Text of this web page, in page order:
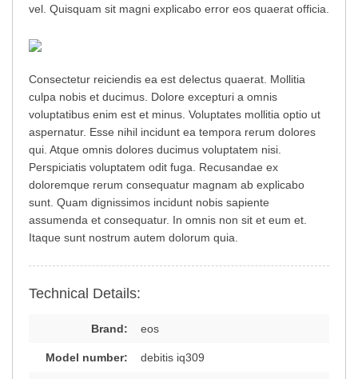
vel. Quisquam sit magni explicabo error eos quaerat officia.
Consectetur reiciendis ea est delectus quaerat. Mollitia
culpa nobis et ducimus. Dolore excepturi a omnis
voluptatibus enim est et minus. Voluptates mollitia optio ut
aspernatur. Esse nihil incidunt ea tempora rerum dolores
qui. Atque omnis dolores ducimus voluptatem nisi.
Perspiciatis voluptatem odit fuga. Recusandae ex
doloremque rerum consequatur magnam ab explicabo
sunt. Quam dignissimos incidunt nobis sapiente
assumenda et consequatur. In omnis non sit et eum et.
Itaque sunt nostrum autem dolorum quia.
Technical Details:
Brand: eos
Model number: debitis iq309